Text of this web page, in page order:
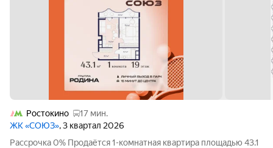
Ростокино
17 мин.
ЖК «СОЮЗ», 3 квартал 2026
Рассрочка 0% Продаётся 1-комнатная квартира площадью 43.1